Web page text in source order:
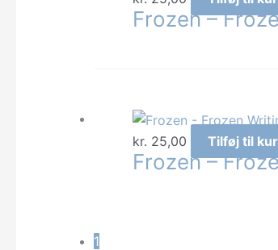
Frozen –
kr. 25,00 Tilføj til
Frozen –
1